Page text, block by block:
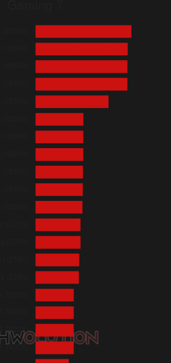
AB350 Gaming K4 (1800X)
X370 Killer SLI (1800X)
X370 Gaming K4 (1800X)
X370 Gaming-ITX/ac (1800X)
Strix B450-F Gaming (2700)
Professional Gaming i7 (i7 5960X)
Z370 Taichi (i7 8700K)
H370 Performance (i7 8700k)
Z390 Extreme4 (i7 8700K)
Taichi Ultimate (i7 8700K)
Gaming-ITX/ac (i7 8700K)
Z370 Gaming-ITX/ac (i7 8700K)